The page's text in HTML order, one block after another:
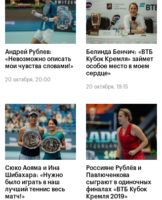
Андрей Рублев:
«Невозможно описать
мои чувства словами!»
20 октября, 20:00
Белинда Бенчич: «ВТБ
Кубок Кремля» займет
особое место в моем
сердце»
20 октября, 19:15
Сюко Аояма и Ина
Шибахара: «Нужно
было играть в наш
лучший теннис весь
матч!»
Россияне Рублёв и
Павлюченкова
сыграют в одиночных
финалах «ВТБ Кубок
Кремля 2019»